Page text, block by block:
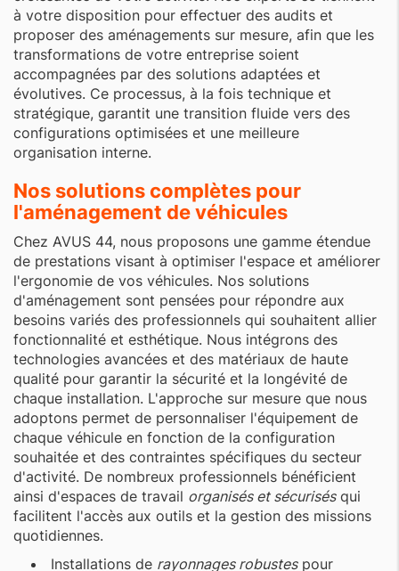
à votre disposition pour effectuer des audits et
proposer des aménagements sur mesure, afin que les
transformations de votre entreprise soient
accompagnées par des solutions adaptées et
évolutives. Ce processus, à la fois technique et
stratégique, garantit une transition fluide vers des
configurations optimisées et une meilleure
organisation interne.
Nos solutions complètes pour
l'aménagement de véhicules
Chez AVUS 44, nous proposons une gamme étendue
de prestations visant à optimiser l'espace et améliorer
l'ergonomie de vos véhicules. Nos solutions
d'aménagement sont pensées pour répondre aux
besoins variés des professionnels qui souhaitent allier
fonctionnalité et esthétique. Nous intégrons des
technologies avancées et des matériaux de haute
qualité pour garantir la sécurité et la longévité de
chaque installation. L'approche sur mesure que nous
adoptons permet de personnaliser l'équipement de
chaque véhicule en fonction de la configuration
souhaitée et des contraintes spécifiques du secteur
d'activité. De nombreux professionnels bénéficient
ainsi d'espaces de travail organisés et sécurisésqui
facilitent l'accès aux outils et la gestion des missions
quotidiennes.
Installations de rayonnages robustespour